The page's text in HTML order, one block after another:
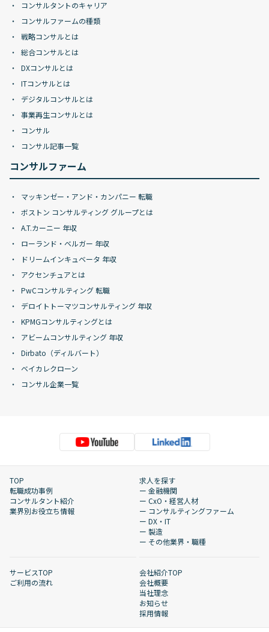
コンサルタントのキャリア
コンサルファームの種類
戦略コンサルとは
総合コンサルとは
DXコンサルとは
ITコンサルとは
デジタルコンサルとは
事業再生コンサルとは
コンサル
コンサル記事一覧
コンサルファーム
マッキンゼー・アンド・カンパニー 転職
ボストン コンサルティング グループとは
A.T.カーニー 年収
ローランド・ベルガー 年収
ドリームインキュベータ 年収
アクセンチュアとは
PwCコンサルティング 転職
デロイトトーマツコンサルティング 年収
KPMGコンサルティングとは
アビームコンサルティング 年収
Dirbato（ディルバート）
ベイカレクローン
コンサル企業一覧
TOP
転職成功事例
コンサルタント紹介
業界別お役立ち情報
求人を探す
ー 金融機関
ー CxO・経営人材
ー コンサルティングファーム
ー DX・IT
ー 製造
ー その他業界・職種
サービスTOP
ご利用の流れ
会社紹介TOP
会社概要
当社理念
お知らせ
採用情報